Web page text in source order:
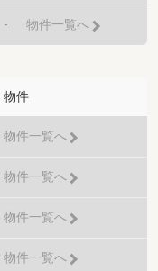
- 物件一覧へ
物件
物件一覧へ
物件一覧へ
物件一覧へ
物件一覧へ